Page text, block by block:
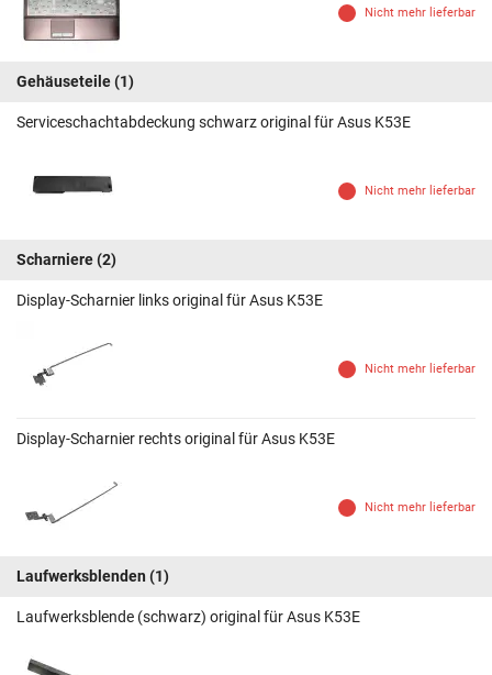
Nicht mehr lieferbar
Gehäuseteile(1)
Serviceschachtabdeckung schwarz original für Asus K53E
Nicht mehr lieferbar
Scharniere(2)
Display-Scharnier links original für Asus K53E
Nicht mehr lieferbar
Display-Scharnier rechts original für Asus K53E
Nicht mehr lieferbar
Laufwerksblenden (1)
Laufwerksblende (schwarz) original für Asus K53E